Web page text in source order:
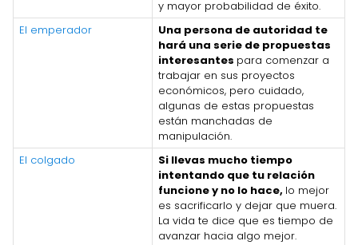
y mayor probabilidad de éxito.
El emperador
Una persona de autoridad te
hará una serie de propuestas
interesantes para comenzar a
trabajar en sus proyectos
económicos, pero cuidado,
algunas de estas propuestas
están manchadas de
manipulación.
El colgado
Si llevas mucho tiempo
intentando que tu relación
funcione y no lo hace, lo mejor
es sacrificarlo y dejar que muera.
La vida te dice que es tiempo de
avanzar hacia algo mejor.